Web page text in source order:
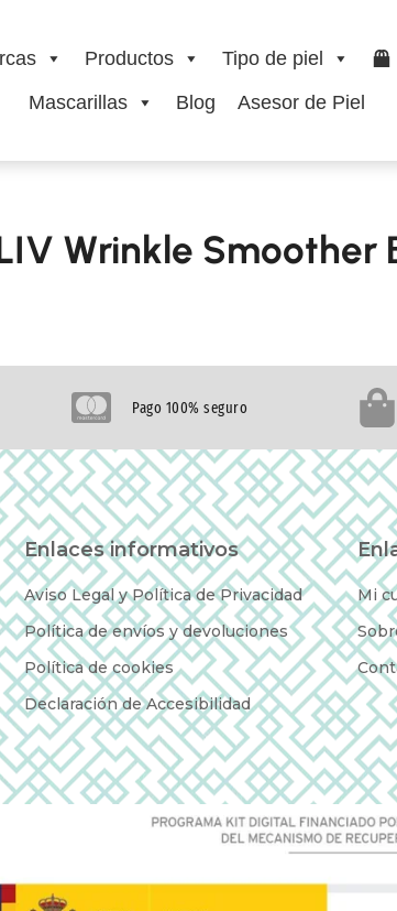
Productos Tipo de piel
Mascarillas
Blog Asesor de Piel
Wrinkle Smoother
Pago 100% seguro
Enlaces informativos
Aviso Legal y Política de Privacidad
Política de envíos y devoluciones
Política de cookies
Declaración de Accesibilidad
Mi